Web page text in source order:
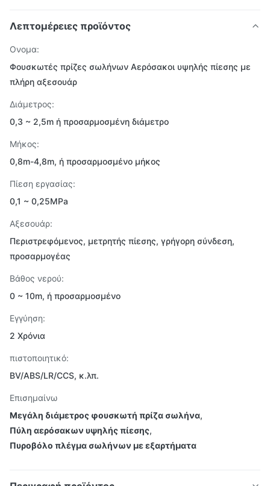
Λεπτομέρειες προϊόντος
Ονομα:
Φουσκωτές πρίζες σωλήνων Αερόσακοι υψηλής πίεσης με
πλήρη αξεσουάρ
Διάμετρος:
0,3 ~ 2,5m ή προσαρμοσμένη διάμετρο
Μήκος:
0,8m-4,8m, ή προσαρμοσμένο μήκος
Πίεση εργασίας:
0,1 ~ 0,25MPa
Αξεσουάρ:
Περιστρεφόμενος, μετρητής πίεσης, γρήγορη σύνδεση,
προσαρμογέας
Βάθος νερού:
0 ~ 10m, ή προσαρμοσμένο
Εγγύηση:
2 Χρόνια
πιστοποιητικό:
BV/ABS/LR/CCS, κ.λπ.
Επισημαίνω
Μεγάλη διάμετρος φουσκωτή πρίζα σωλήνα,
Πύλη αερόσακων υψηλής πίεσης,
Πυροβόλο πλέγμα σωλήνων με εξαρτήματα